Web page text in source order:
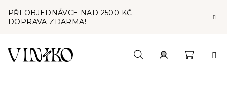
obsah
PŘI OBJEDNÁVCE NAD 2500 KČ
DOPRAVA ZDARMA!